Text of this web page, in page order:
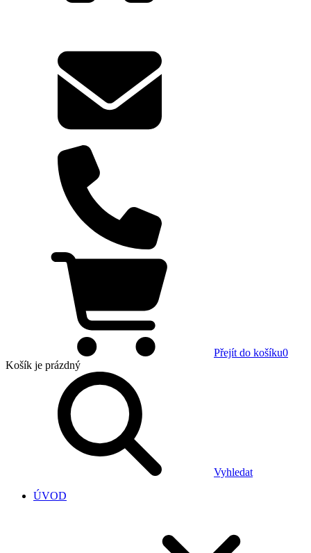
Přejít do košíku0
Košík je prázdný
Vyhledat
ÚVOD